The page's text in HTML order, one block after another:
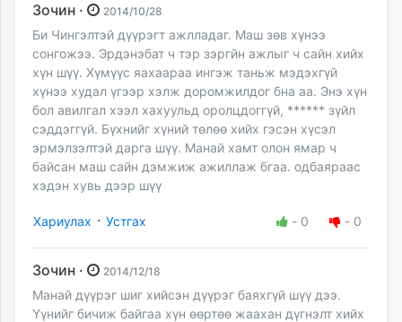
Зочин · 2014/10/28
Би Чингэлтэй дүүрэгт ажлладаг. Маш зөв хүнээ
сонгожээ. Эрдэнэбат ч тэр зэргйн ажлыг ч сайн хийх
хүн шүү. Хүмүүс яахаараа ингэж таньж мэдэхгүй
хүнээ худал үгээр хэлж доромжилдог бна аа. Энэ хүн
бол авилгал хээл хахуульд оролцдоггүй, ****** зүйл
сэддэггүй. Бүхнийг хүний төлөө хийх гэсэн хүсэл
эрмэлзэлтэй дарга шүү. Манай хамт олон ямар ч
байсан маш сайн дэмжиж ажиллаж бгаа. одбаяраас
хэдэн хувь дээр шүү
Хариулах · Устгах - 0 - 0
Зочин · 2014/12/18
Манай дүүрэг шиг хийсэн дүүрэг баяхгүй шүү дээ.
Үүнийг бичиж байгаа хүн өөртөө жаахан дүгнэлт хийх